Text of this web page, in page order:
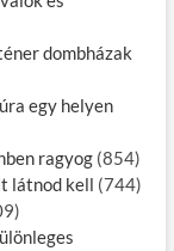
dombházak
egy helyen
ragyog (854)
látnod kell (744)